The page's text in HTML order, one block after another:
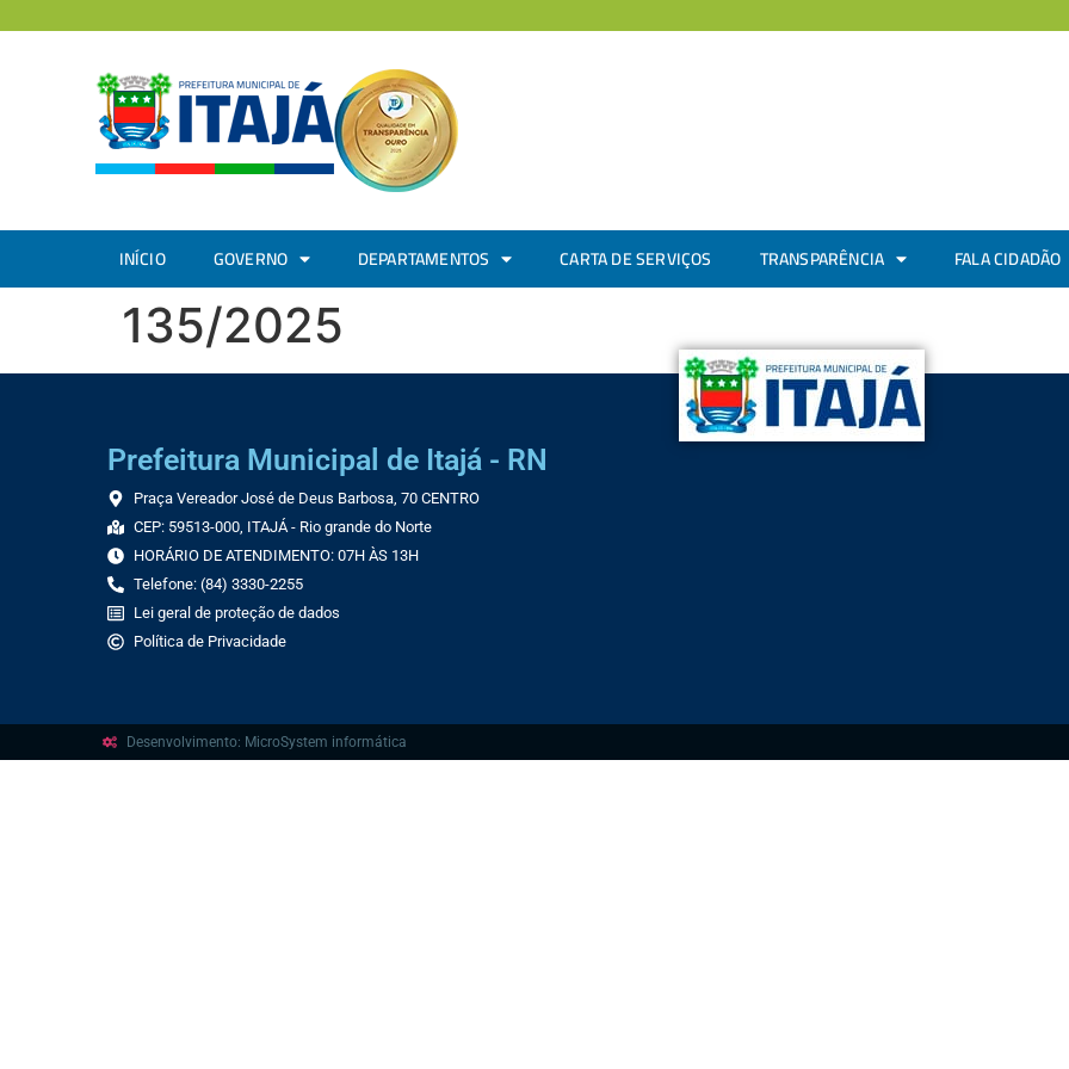
INÍCIO GOVERNO DEPARTAMENTOS CARTA DE SERVIÇOS TRANSPARÊNCIA FALA CIDADÃO
135/2025
Prefeitura Municipal de Itajá - RN
Praça Vereador José de Deus Barbosa, 70 CENTRO
CEP: 59513-000, ITAJÁ - Rio grande do Norte
HORÁRIO DE ATENDIMENTO: 07H ÀS 13H
Telefone: (84) 3330-2255
Lei geral de proteção de dados
Política de Privacidade
Desenvolvimento: MicroSystem informática